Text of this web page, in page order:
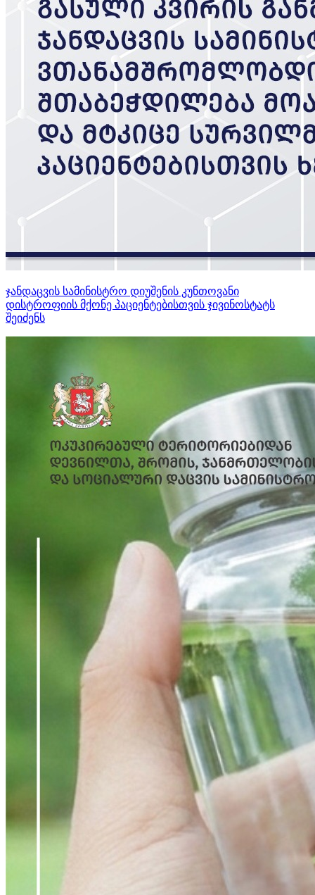
ჯანდაცვის სამინისტრო დიუშენის კუნთოვანი
დისტროფიის მქონე პაციენტებისთვის ჯივინოსტატს
შეიძენს